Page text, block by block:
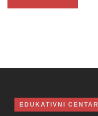
EDUKATIVNI CENTAR